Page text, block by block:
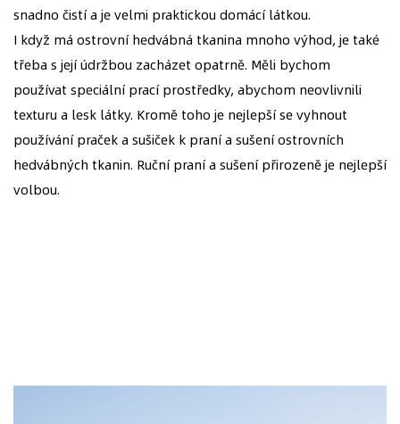
snadno čistí a je velmi praktickou domácí látkou.
I když má ostrovní hedvábná tkanina mnoho výhod, je také
třeba s její údržbou zacházet opatrně. Měli bychom
používat speciální prací prostředky, abychom neovlivnili
texturu a lesk látky. Kromě toho je nejlepší se vyhnout
používání praček a sušiček k praní a sušení ostrovních
hedvábných tkanin. Ruční praní a sušení přirozeně je nejlepší
volbou.